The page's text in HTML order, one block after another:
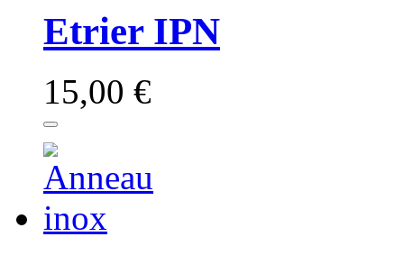
Etrier IPN
15,00 €